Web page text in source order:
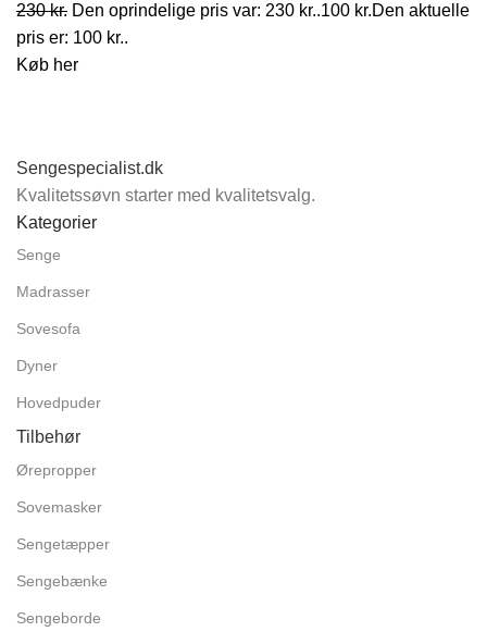
230kr. Den oprindelige pris var: 230 kr..100 kr.Den aktuelle
pris er: 100 kr..
Køb her
Sengespecialist.dk
Kvalitetssøvn starter med kvalitetsvalg.
Kategorier
Senge
Madrasser
Sovesofa
Dyner
Hovedpuder
Tilbehør
Ørepropper
Sovemasker
Sengetæpper
Sengebænke
Sengeborde